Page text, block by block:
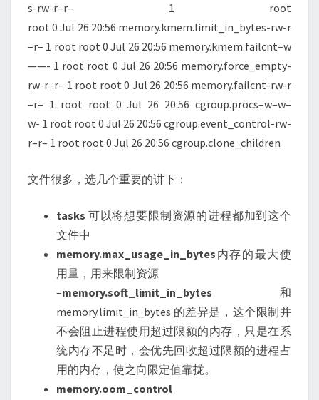
s-rw-r–r– 1 root
root 0 Jul 26 20:56 memory.kmem.limit_in_bytes-rw-r
–r– 1 root root 0 Jul 26 20:56 memory.kmem.failcnt–w
——- 1 root root 0 Jul 26 20:56 memory.force_empty-
rw-r–r– 1 root root 0 Jul 26 20:56 memory.failcnt-rw-r
–r– 1 root root 0 Jul 26 20:56 cgroup.procs–w–w–
w- 1 root root 0 Jul 26 20:56 cgroup.event_control-rw-
r–r– 1 root root 0 Jul 26 20:56 cgroup.clone_children
文件很多，选几个重要的讲下：
tasks 可以将想要限制资源的进程都加到这个
文件中
memory.max_usage_in_bytes 内存的最大使
用量，用来限制资源
–memory.soft_limit_in_bytes 和
memory.limit_in_bytes 的差异是，这个限制并
不会阻止进程使用超过限额的内存，只是在系
统内存不足时，会优先回收超过限额的进程占
用的内存，使之向限定值靠拢。
memory.oom_control